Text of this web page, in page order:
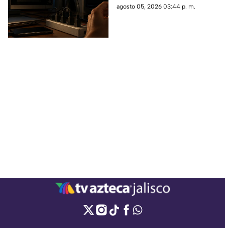
Conoce cuáles es
agosto 05, 2026 03:44 p. m.